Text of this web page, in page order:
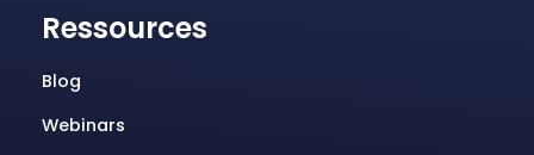
Ressources
Blog
Webinars